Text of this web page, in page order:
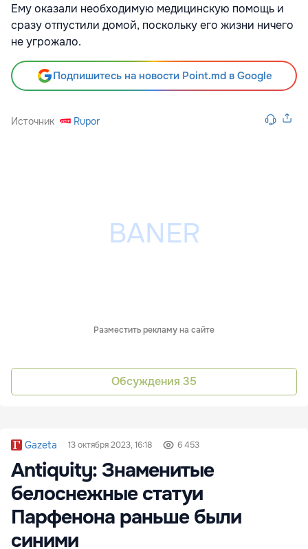
Ему оказали необходимую медицинскую помощь и
сразу отпустили домой, поскольку его жизни ничего
не угрожало.
Подпишитесь на новости Point.md в Google
Источник Rupor
Разместить рекламу на сайте
Обсуждения 35
Gazeta 13 октября 2023, 16:18 6 453
Antiquity: Знаменитые
белоснежные статуи
Парфенона раньше были
синими